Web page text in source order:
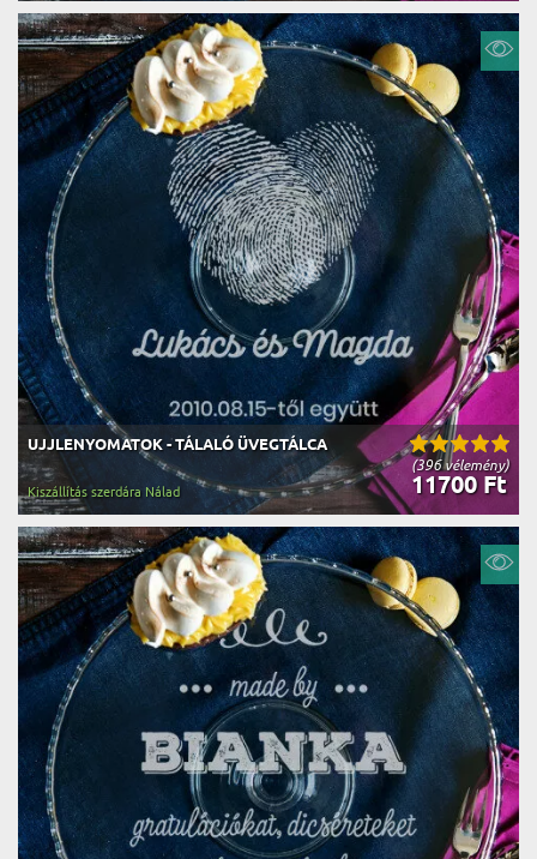
(396 vélemény)
UJJLENYOMATOK - TÁLALÓ ÜVEGTÁLCA
11700 Ft
Kiszállítás szerdára Nálad